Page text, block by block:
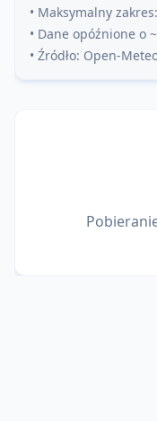
• Maksymalny
• Dane opóźnione o
• Źródło: Open-